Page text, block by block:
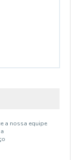
a nossa equipe